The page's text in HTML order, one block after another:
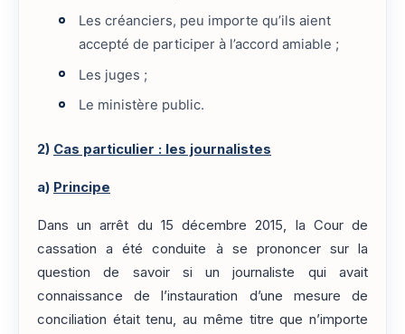
Les créanciers, peu importe qu’ils aient
accepté de participer à l’accord amiable ;
Les juges ;
Le ministère public.
2) Cas particulier : les journalistes
a) Principe
Dans un arrêt du 15 décembre 2015, la Cour de
cassation a été conduite à se prononcer sur la
question de savoir si un journaliste qui avait
connaissance de l’instauration d’une mesure de
conciliation était tenu, au même titre que n’importe